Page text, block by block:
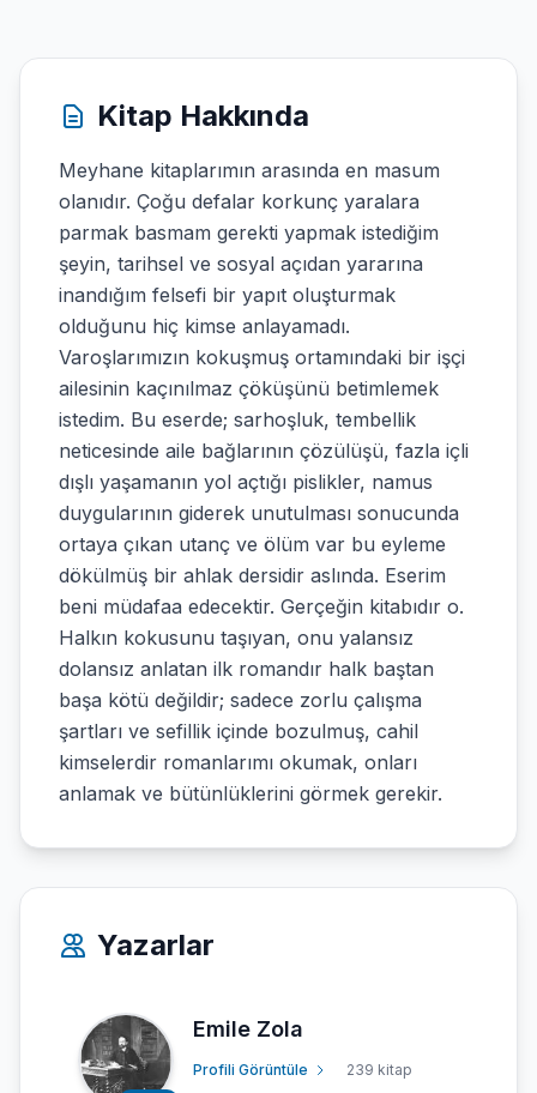
Kitap Hakkında
Meyhane kitaplarımın arasında en masum
olanıdır. Çoğu defalar korkunç yaralara
parmak basmam gerekti yapmak istediğim
şeyin, tarihsel ve sosyal açıdan yararına
inandığım felsefi bir yapıt oluşturmak
olduğunu hiç kimse anlayamadı.
Varoşlarımızın kokuşmuş ortamındaki bir işçi
ailesinin kaçınılmaz çöküşünü betimlemek
istedim. Bu eserde; sarhoşluk, tembellik
neticesinde aile bağlarının çözülüşü, fazla içli
dışlı yaşamanın yol açtığı pislikler, namus
duygularının giderek unutulması sonucunda
ortaya çıkan utanç ve ölüm var bu eyleme
dökülmüş bir ahlak dersidir aslında. Eserim
beni müdafaa edecektir. Gerçeğin kitabıdır o.
Halkın kokusunu taşıyan, onu yalansız
dolansız anlatan ilk romandır halk baştan
başa kötü değildir; sadece zorlu çalışma
şartları ve sefillik içinde bozulmuş, cahil
kimselerdir romanlarımı okumak, onları
anlamak ve bütünlüklerini görmek gerekir.
Yazarlar
Emile Zola
Profili Görüntüle 239 kitap